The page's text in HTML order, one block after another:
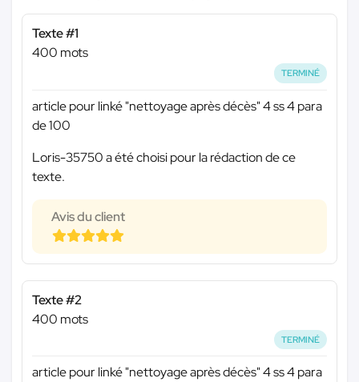
Texte #1
400 mots
TERMINÉ
article pour linké "nettoyage après décès" 4 ss 4 para
de 100
Loris-35750 a été choisi pour la rédaction de ce
texte.
Avis du client
Texte #2
400 mots
TERMINÉ
article pour linké "nettoyage après décès" 4 ss 4 para